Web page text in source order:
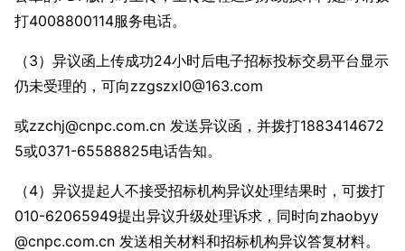
打4008800114服务电话。
（3）异议函上传成功24小时后电子招标投标交易平台显示
仍未受理的，可向zzgszxl0@163.com
或zzchj@cnpc.com.cn 发送异议函，并拨打1883414672
5或0371-65588825电话告知。
（4）异议提起人不接受招标机构异议处理结果时，可拨打
010-62065949提出异议升级处理诉求，同时向zhaobyy
@cnpc.com.cn 发送相关材料和招标机构异议答复材料。